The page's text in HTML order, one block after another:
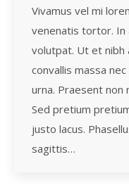
Vivamus vel mi
venenatis tortor. In
volutpat. Ut et
convallis massa
urna. Praesent non
Sed pretium
justo lacus.
sagittis…